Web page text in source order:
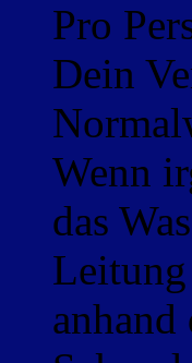
Pro
Dein
Wenn
das
Leitung